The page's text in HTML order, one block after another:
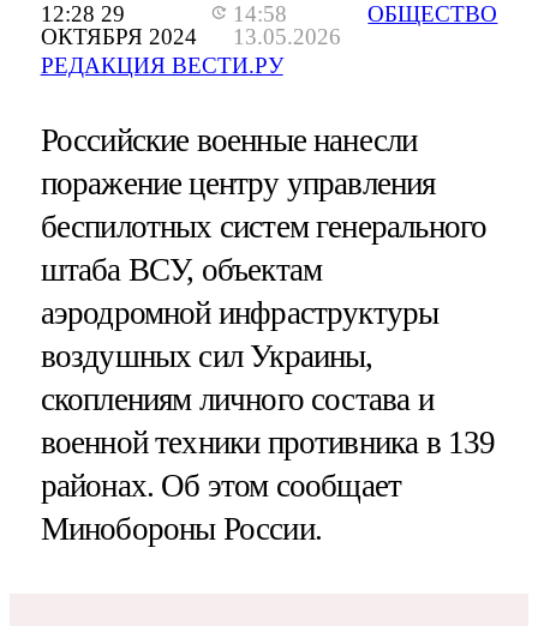
12:28 29
ОКТЯБРЯ 2024
14:58
13.05.2026
РЕДАКЦИЯ ВЕСТИ.РУ
ОБЩЕСТВО
Российские военные нанесли
поражение центру управления
беспилотных систем генерального
штаба ВСУ, объектам
аэродромной инфраструктуры
воздушных сил Украины,
скоплениям личного состава и
военной техники противника в 139
районах. Об этом сообщает
Минобороны России.